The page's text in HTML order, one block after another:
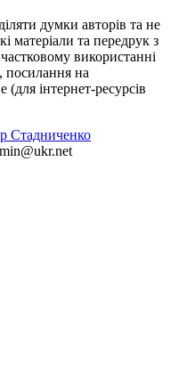
думки авторів та не
матеріали та передрук з
використанні
посилання на
інтернет-ресурсів
Стадниченко